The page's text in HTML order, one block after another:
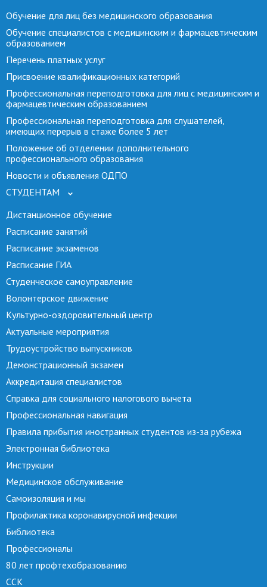
Обучение для лиц без медицинского образования
Обучение специалистов с медицинским и фармацевтическим
образованием
Перечень платных услуг
Присвоение квалификационных категорий
Профессиональная переподготовка для лиц с медицинским и
фармацевтическим образованием
Профессиональная переподготовка для слушателей,
имеющих перерыв в стаже более 5 лет
Положение об отделении дополнительного
профессионального образования
Новости и объявления ОДПО
СТУДЕНТАМ
Дистанционное обучение
Расписание занятий
Расписание экзаменов
Расписание ГИА
Студенческое самоуправление
Волонтерское движение
Культурно-оздоровительный центр
Актуальные мероприятия
Трудоустройство выпускников
Демонстрационный экзамен
Аккредитация специалистов
Справка для социального налогового вычета
Профессиональная навигация
Правила прибытия иностранных студентов из-за рубежа
Электронная библиотека
Инструкции
Медицинское обслуживание
Самоизоляция и мы
Профилактика коронавирусной инфекции
Библиотека
Профессионалы
80 лет профтехобразованию
ССК